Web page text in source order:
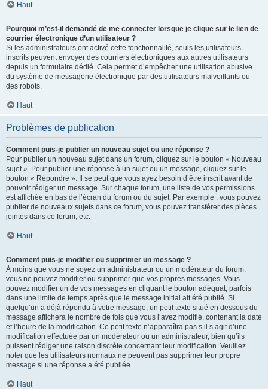
Haut
Pourquoi m’est-il demandé de me connecter lorsque je clique sur le lien de
courrier électronique d’un utilisateur ?
Si les administrateurs ont activé cette fonctionnalité, seuls les utilisateurs
inscrits peuvent envoyer des courriers électroniques aux autres utilisateurs
depuis un formulaire dédié. Cela permet d’empêcher une utilisation abusive
du système de messagerie électronique par des utilisateurs malveillants ou
des robots.
Haut
Problèmes de publication
Comment puis-je publier un nouveau sujet ou une réponse ?
Pour publier un nouveau sujet dans un forum, cliquez sur le bouton « Nouveau
sujet ». Pour publier une réponse à un sujet ou un message, cliquez sur le
bouton « Répondre ». Il se peut que vous ayez besoin d’être inscrit avant de
pouvoir rédiger un message. Sur chaque forum, une liste de vos permissions
est affichée en bas de l’écran du forum ou du sujet. Par exemple : vous pouvez
publier de nouveaux sujets dans ce forum, vous pouvez transférer des pièces
jointes dans ce forum, etc.
Haut
Comment puis-je modifier ou supprimer un message ?
À moins que vous ne soyez un administrateur ou un modérateur du forum,
vous ne pouvez modifier ou supprimer que vos propres messages. Vous
pouvez modifier un de vos messages en cliquant le bouton adéquat, parfois
dans une limite de temps après que le message initial ait été publié. Si
quelqu’un a déjà répondu à votre message, un petit texte situé en dessous du
message affichera le nombre de fois que vous l’avez modifié, contenant la date
et l’heure de la modification. Ce petit texte n’apparaîtra pas s’il s’agit d’une
modification effectuée par un modérateur ou un administrateur, bien qu’ils
puissent rédiger une raison discrète concernant leur modification. Veuillez
noter que les utilisateurs normaux ne peuvent pas supprimer leur propre
message si une réponse a été publiée.
Haut